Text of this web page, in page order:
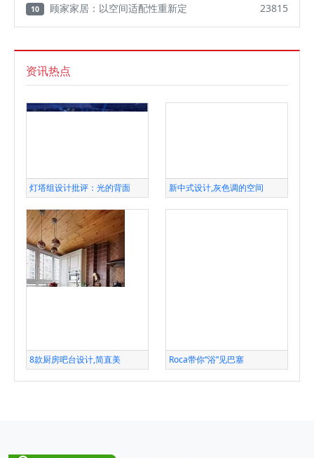
10 顾家家居：以空间适配性重新定 23815
资讯热点
灯塔组设计批评：光的背面 新中式设计,灰色调的空间
8款厨房吧台设计,简直美 Roca带你“浴”见巴塞